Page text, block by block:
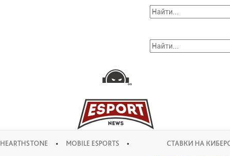
HEARTHSTONE • MOBILE ESPORTS • СТАВКИ НА